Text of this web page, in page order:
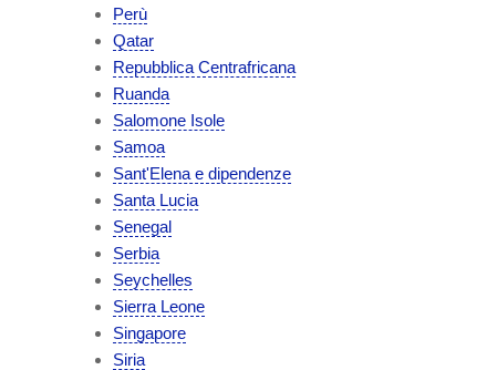
Perù
Qatar
Repubblica Centrafricana
Ruanda
Salomone Isole
Samoa
Sant'Elena e dipendenze
Santa Lucia
Senegal
Serbia
Seychelles
Sierra Leone
Singapore
Siria